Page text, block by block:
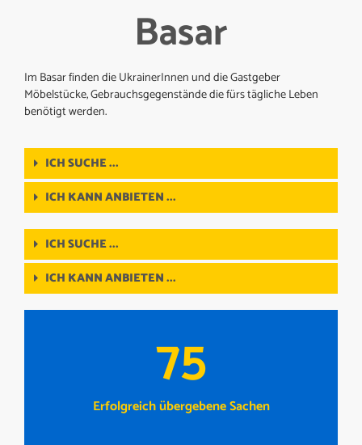
Basar
Im Basar finden die UkrainerInnen und die Gastgeber
Möbelstücke, Gebrauchsgegenstände die fürs tägliche Leben
benötigt werden.
ICH SUCHE ...
ICH KANN ANBIETEN ...
ICH SUCHE ...
ICH KANN ANBIETEN ...
Erfolgreich übergebene Sachen
75